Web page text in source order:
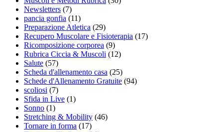
Newsletters (7)
pancia gonfia (11)
Preparazione Atletica (29)
Recupero Muscolare e Fisioterapia (17)
Ricomposizione corporea (9)
Rubrica Ciccia & Muscoli (12)
Salute (57)
Scheda d'allenamento casa (25)
Schede d'Allenamento Gratuite (94)
scoliosi (7)
Sfida in Live (1)
Sonno (1)
Stretching & Mobility (46)
Tornare in forma (17)